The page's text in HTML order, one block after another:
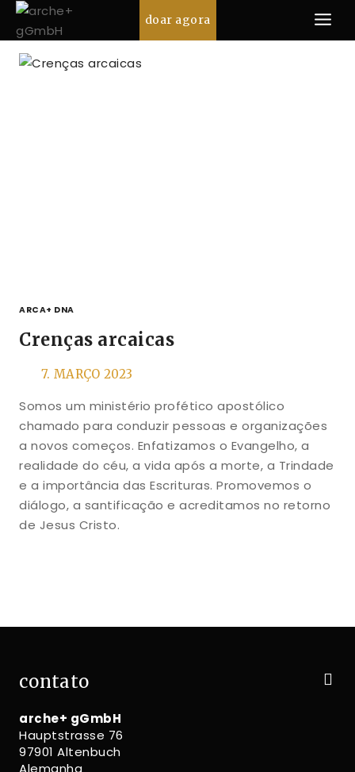
Pular
para
conteúdo
doar agora
ARCA+ DNA
Crenças arcaicas
7. MARÇO 2023
Somos um ministério profético apostólico
chamado para conduzir pessoas e organizações
a novos começos. Enfatizamos o Evangelho, a
realidade do céu, a vida após a morte, a Trindade
e a importância das Escrituras. Promovemos o
diálogo, a santificação e acreditamos no retorno
de Jesus Cristo.
contato
arche+ gGmbH
Hauptstrasse 76
97901 Altenbuch
Alemanha